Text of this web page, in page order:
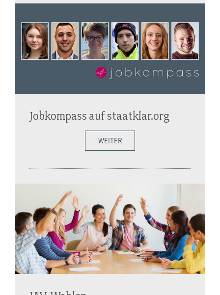
Jobkompass auf staatklar.org
WEITER